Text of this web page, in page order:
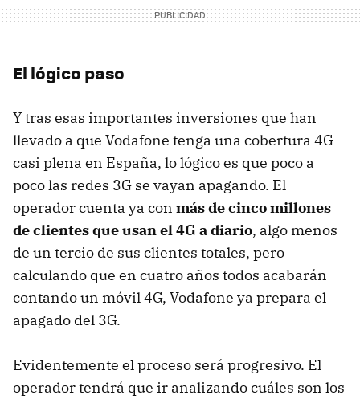
El lógico paso
Y tras esas importantes inversiones que han
llevado a que Vodafone tenga una cobertura 4G
casi plena en España, lo lógico es que poco a
poco las redes 3G se vayan apagando. El
operador cuenta ya con más de cinco millones
de clientes que usan el 4G a diario, algo menos
de un tercio de sus clientes totales, pero
calculando que en cuatro años todos acabarán
contando un móvil 4G, Vodafone ya prepara el
apagado del 3G.
Evidentemente el proceso será progresivo. El
operador tendrá que ir analizando cuáles son los